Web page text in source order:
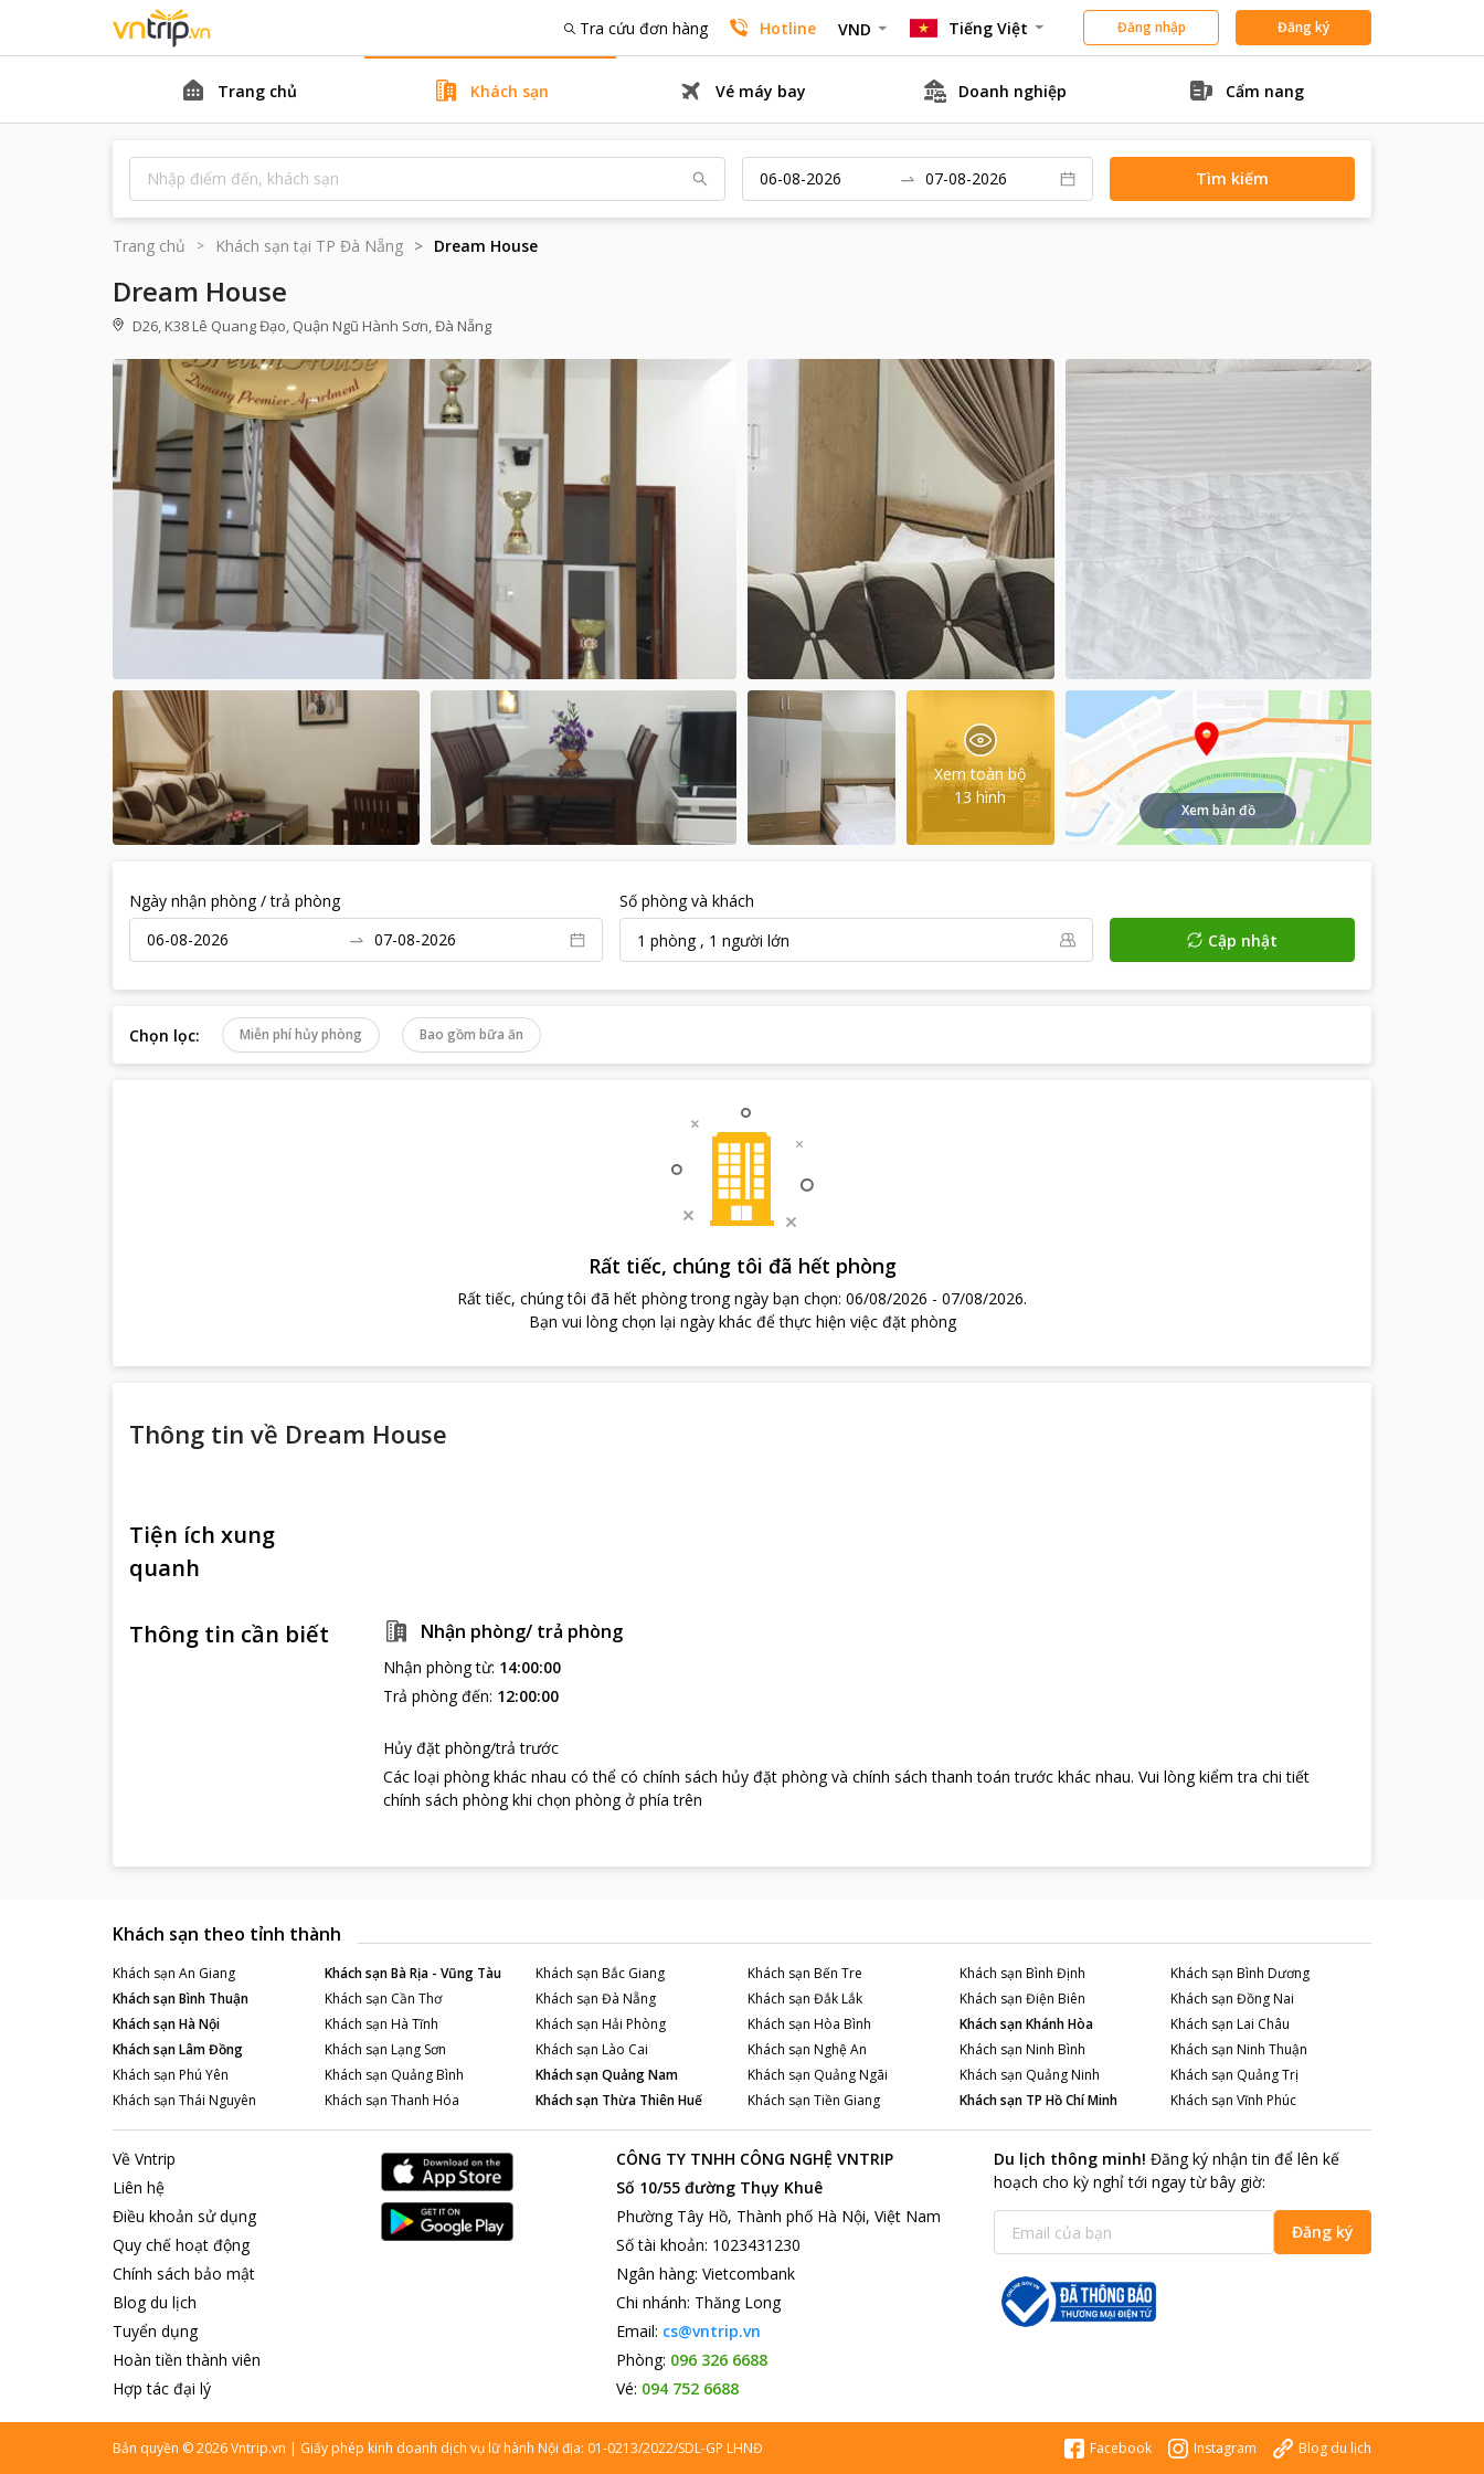
Tra cứu đơn hàng Hotline VND Tiếng Việt Đăng nhập Đăng ký
Trang chủ Khách sạn Vé máy bay Doanh nghiệp Cẩm nang
Tìm kiếm
Trang chủ Khách sạn tại TP Đà Nẵng Dream House
Dream House
D26, K38 Lê Quang Đạo, Quận Ngũ Hành Sơn, Đà Nẵng
Xem toàn bộ
13 hình
Xem bản đồ
Ngày nhận phòng / trả phòng
Số phòng và khách
1 phòng, 1 người lớn Cập nhật
Chọn lọc: Miễn phí hủy phòng Bao gồm bữa ăn
Rất tiếc, chúng tôi đã hết phòng
Rất tiếc, chúng tôi đã hết phòng trong ngày bạn chọn: 06/08/2026 - 07/08/2026.
Bạn vui lòng chọn lại ngày khác để thực hiện việc đặt phòng
Thông tin về Dream House
Tiện ích xung
quanh
Thông tin cần biết Nhận phòng/ trả phòng
Nhận phòng từ: 14:00:00
Trả phòng đến: 12:00:00
Hủy đặt phòng/trả trước
Các loại phòng khác nhau có thể có chính sách hủy đặt phòng và chính sách thanh toán trước khác nhau. Vui lòng kiểm tra chi tiết
chính sách phòng khi chọn phòng ở phía trên
Khách sạn theo tỉnh thành
Khách sạn An Giang Khách sạnBà Rịa - Vũng Tàu Khách sạn Bắc Giang Khách sạn Bến Tre Khách sạn Bình Định Khách sạn Bình Dương
Khách sạnBình Thuận Khách sạn Cần Thơ Khách sạn Đà Nẵng Khách sạn Đắk Lắk Khách sạn Điện Biên Khách sạn Đồng Nai
Khách sạnHà Nội Khách sạn Hà Tĩnh Khách sạn Hải Phòng Khách sạn Hòa Bình Khách sạnKhánh Hòa Khách sạn Lai Châu
Khách sạnLâm Đồng Khách sạn Lạng Sơn Khách sạn Lào Cai Khách sạn Nghệ An Khách sạn Ninh Bình Khách sạn Ninh Thuận
Khách sạn Phú Yên Khách sạn Quảng Bình Khách sạnQuảng Nam Khách sạn Quảng Ngãi Khách sạn Quảng Ninh Khách sạn Quảng Trị
Khách sạn Thái Nguyên Khách sạn Thanh Hóa Khách sạn Thừa Thiên Huế Khách sạn Tiền Giang Khách sạn TP Hồ Chí Minh Khách sạn Vĩnh Phúc
Về Vntrip
Liên hệ
Điều khoản sử dụng
Quy chế hoạt động
Chính sách bảo mật
Blog du lịch
Tuyển dụng
Hoàn tiền thành viên
Hợp tác đại lý
CÔNG TY TNHH CÔNG NGHỆ VNTRIP
Số 10/55 đường Thụy Khuê
Phường Tây Hồ, Thành phố Hà Nội, Việt Nam
Số tài khoản: 1023431230
Ngân hàng: Vietcombank
Chi nhánh: Thăng Long
Email: cs@vntrip.vn
Phòng: 096 326 6688
Vé: 094 752 6688
Du lịch thông minh! Đăng ký nhận tin để lên kế
hoạch cho kỳ nghỉ tới ngay từ bây giờ:
Đăng ký
Bản quyền ©2026Vntrip.vn | Giấy phép kinh doanh dịch vụ lữ hành Nội địa: 01-0213/2022/SDL-GP LHNĐ Facebook Instagram Blog du lịch